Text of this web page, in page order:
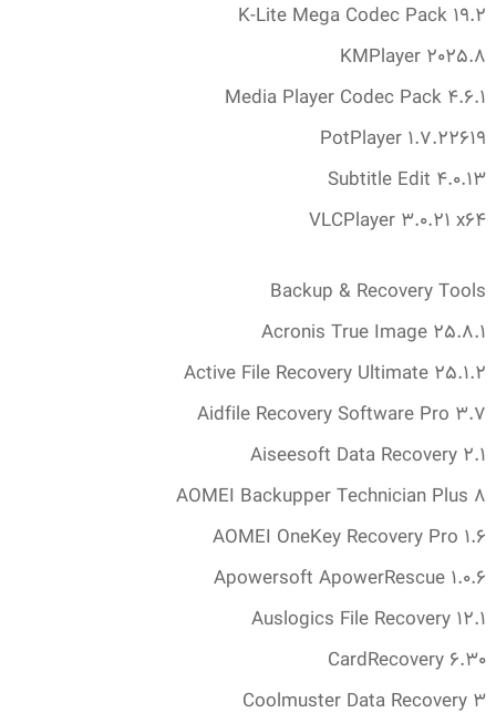
K-Lite Mega Codec Pack 19.‎2
KMPlayer 2025.‎8
Media Player Codec Pack 4.‎6.‎1
PotPlayer 1.‎7.‎22619
Subtitle Edit 4.‎0.‎13
VLCPlayer 3.‎0.‎21 x64
Backup & Recovery Tools
Acronis True Image 25.‎8.‎1
Active File Recovery Ultimate 25.‎1.‎2
Aidfile Recovery Software Pro 3.‎7
Aiseesoft Data Recovery 2.‎1
AOMEI Backupper Technician Plus 8
AOMEI OneKey Recovery Pro 1.‎6
Apowersoft ApowerRescue 1.‎0.‎6
Auslogics File Recovery 12.‎1
CardRecovery 6.‎30
Coolmuster Data Recovery 3